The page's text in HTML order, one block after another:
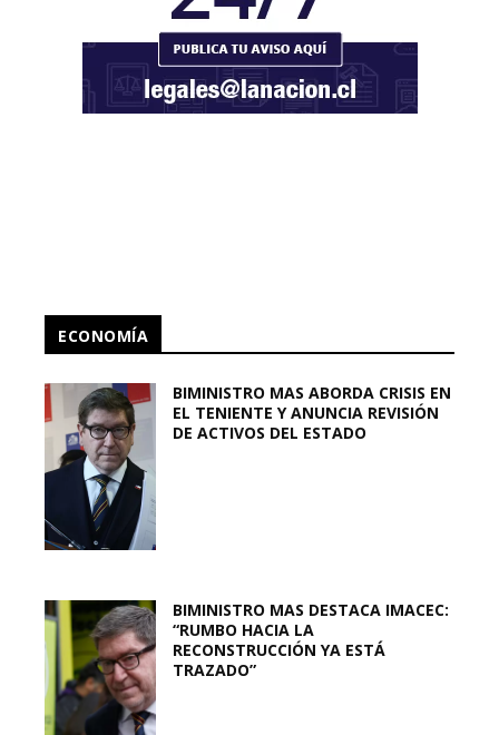
ECONOMÍA
BIMINISTRO MAS ABORDA CRISIS EN
EL TENIENTE Y ANUNCIA REVISIÓN
DE ACTIVOS DEL ESTADO
BIMINISTRO MAS DESTACA IMACEC:
“RUMBO HACIA LA
RECONSTRUCCIÓN YA ESTÁ
TRAZADO”